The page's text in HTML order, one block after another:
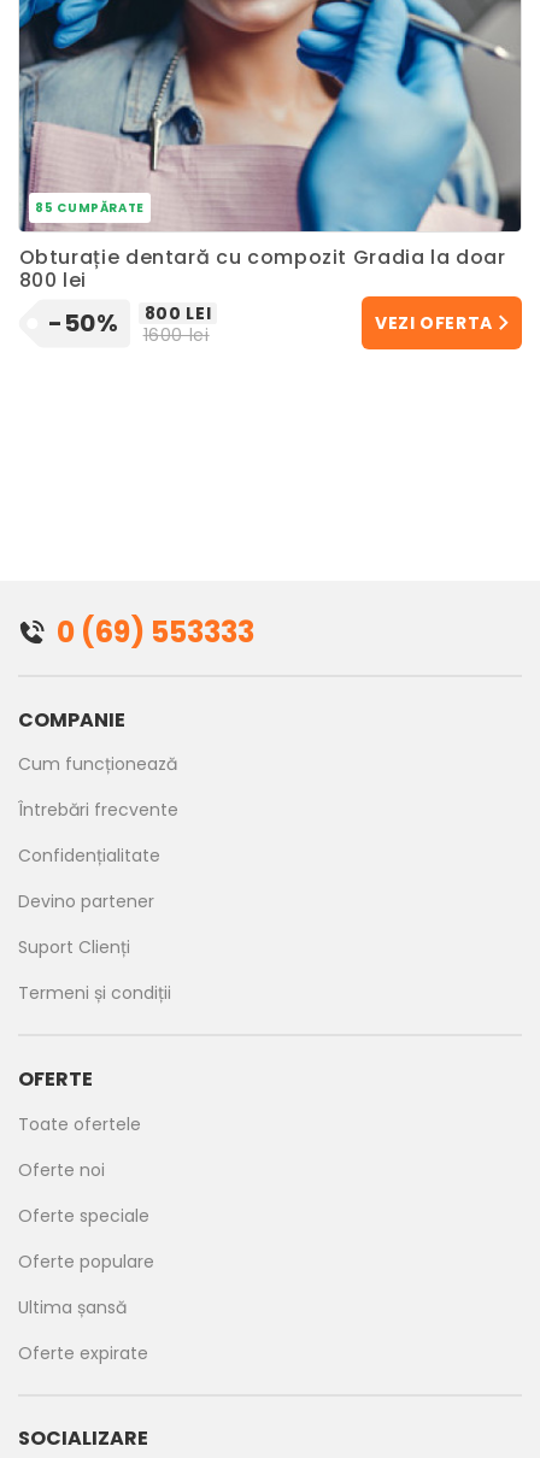
85 CUMPĂRATE
Obturație dentară cu compozit Gradia la doar
800 lei
-50%
800 LEI
1600 lei
VEZI OFERTA
0 (69) 553333
COMPANIE
Cum funcționează
Întrebări frecvente
Confidențialitate
Devino partener
Suport Clienți
Termeni și condiții
OFERTE
Toate ofertele
Oferte noi
Oferte speciale
Oferte populare
Ultima șansă
Oferte expirate
SOCIALIZARE